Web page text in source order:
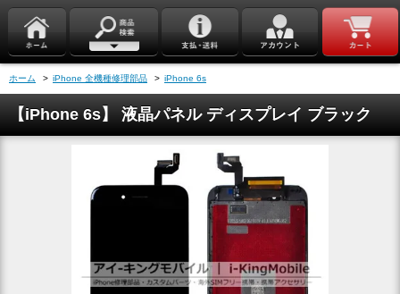
ホーム > iPhone 全機種修理部品 > iPhone 6s
【iPhone 6s】 液晶パネル ディスプレイ ブラック